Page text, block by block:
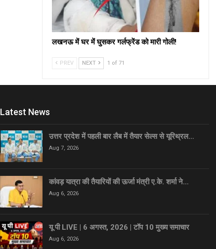
लखनऊ में घर में घुसकर गर्लफ्रेंड को मारी गोली!
PREV NEXT 1 of 71
Latest News
उत्तर प्रदेश में पहली बार लैब में तैयार सेल्स से यूरिथ्रल…
Aug 7, 2026
कांवड़ यात्रा की तैयारियों की ऊर्जा मंत्री ए.के. शर्मा ने…
Aug 6, 2026
यू पी LIVE | 6 अगस्त, 2026 | टॉप 10 मुख्य समाचार
Aug 6, 2026